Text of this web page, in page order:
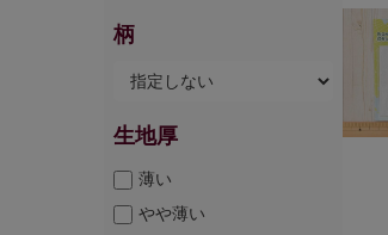
柄
生地厚
薄い
やや薄い